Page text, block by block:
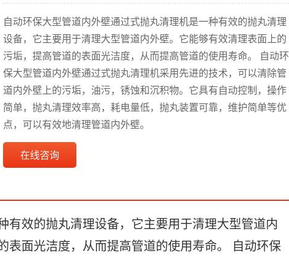
自动环保大型管道内外壁通过式抛丸清理机是一种有效的抛丸清理
设备，它主要用于清理大型管道内外壁。它能够有效清理表面上的
污垢，提高管道的表面光洁度，从而提高管道的使用寿命。 自动环
保大型管道内外壁通过式抛丸清理机采用先进的技术，可以清除管
道内外壁上的污垢，油污，锈蚀和沉积物。它具有自动控制，操作
简单，抛丸清理效率高，耗电量低，抛丸装置可靠，维护简单等优
点，可以有效地清理管道内外壁。
在线咨询
有效的抛丸清理设备，它主要用于清理大型管道内
表面光洁度，从而提高管道的使用寿命。 自动环保